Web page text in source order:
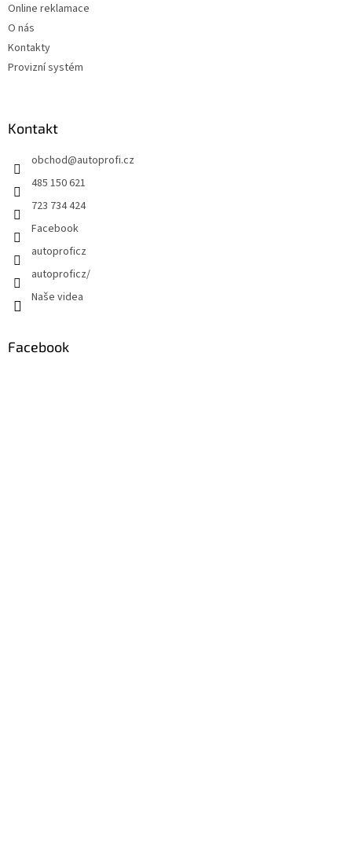
Online reklamace
O nás
Kontakty
Provizní systém
Kontakt
obchod@autoprofi.cz
485 150 621
723 734 424
Facebook
autoproficz
autoproficz/
Naše videa
Facebook